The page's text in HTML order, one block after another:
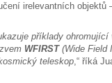
irelevantních objektů
příklady ohromující
WFIRST(Wide Field
teleskop,“ říká